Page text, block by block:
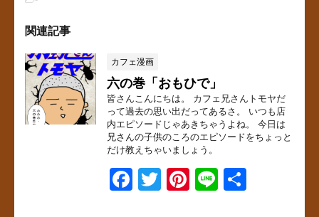
関連記事
カフェ漫画
六の巻「おもひで」
皆さんこんにちは。 カフェ兄さんトモヤだ
って過去の思い出だってあるさ。 いつも店
内エピソードじゃあきちゃうよね。 今日は
兄さんの子供のころのエピソードをちょっと
だけ教えちゃいましょう。
F
T
Pi
Li